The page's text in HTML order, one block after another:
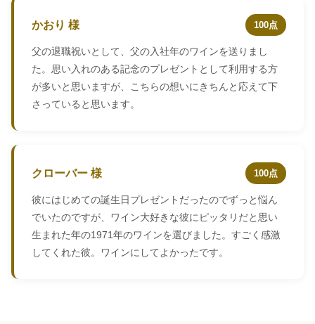
かおり 様 100点
父の退職祝いとして、父の入社年のワインを送りまし
た。思い入れのある記念のプレゼントとして利用する方
が多いと思いますが、こちらの想いにきちんと応えて下
さっていると思います。
クローバー 様 100点
彼にはじめての誕生日プレゼントだったのでずっと悩ん
でいたのですが、ワイン大好きな彼にピッタリだと思い
生まれた年の1971年のワインを選びました。すごく感激
してくれた彼。ワインにしてよかったです。